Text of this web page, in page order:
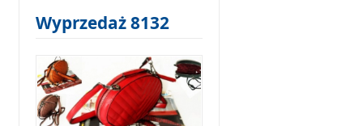
Wyprzedaż 8132